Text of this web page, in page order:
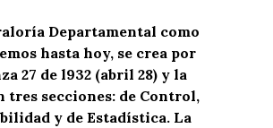
Departamental como
hasta hoy, se crea por
27 de l932 (abril 28) y la
tres secciones: de Control,
y de Estadística. La